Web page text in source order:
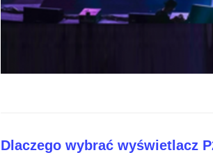
Dlaczego wybrać wyświetlacz